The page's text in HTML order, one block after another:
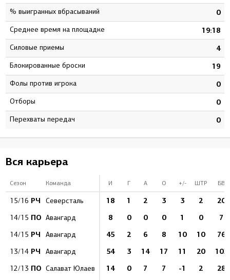
% выигранных вбрасываний 0
Среднее время на площадке 19:18
Силовые приемы 4
Блокированные броски 19
Фолы против игрока 0
Отборы 0
Перехваты передач 0
Вся карьера
Сезон Команда И Г А О +/- ШТР БВ
15/16 РЧ Северсталь 18 1 2 3 3 2 20
14/15 ПО Авангард 8 0 0 0 1 0 7
14/15 РЧ Авангард 45 2 6 8 10 10 76
13/14 РЧ Авангард 54 3 14 17 11 20 103
12/13 ПО Салават Юлаев 14 0 7 7 -1 2 28